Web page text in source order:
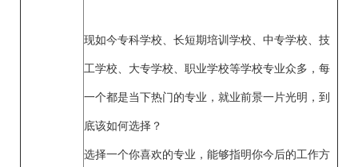
现如今专科学校、长短期培训学校、中专学校、技
工学校、大专学校、职业学校等学校专业众多，每
一个都是当下热门的专业，就业前景一片光明，到
底该如何选择？
选择一个你喜欢的专业，能够指明你今后的工作方